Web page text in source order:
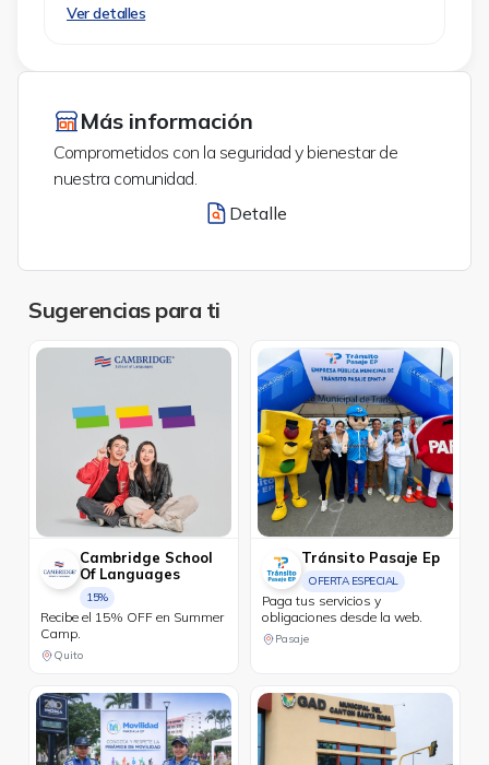
Ver detalles
Más información
Comprometidos con la seguridad y bienestar de
nuestra comunidad.
Detalle
Sugerencias para ti
Cambridge School
Of Languages
15%
Recibe el 15% OFF en Summer
Camp.
Quito
Tránsito Pasaje Ep
OFERTA ESPECIAL
Paga tus servicios y
obligaciones desde la web.
Pasaje